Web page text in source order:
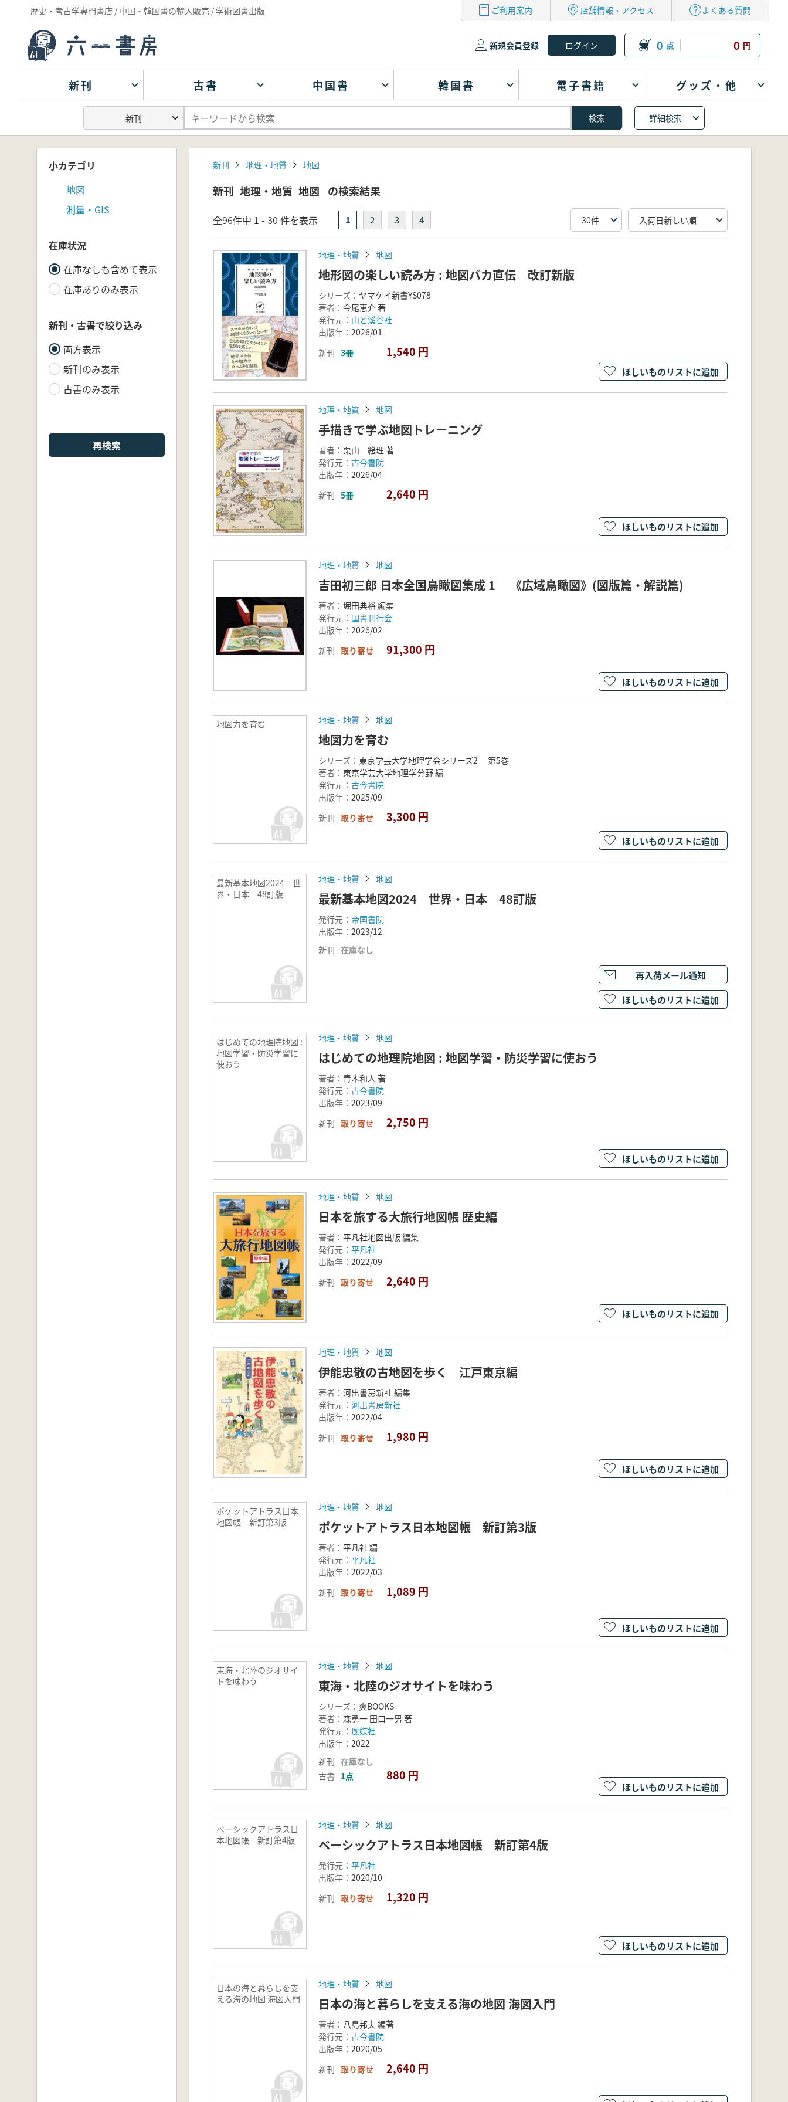
歴史・考古学専門書店 / 中国・韓国書の輸入販売 / 学術図書出版 ご利用案内 店舗情報・アクセス よくある質問
新規会員登録 0 点 0 円
新刊 古書 中国書 韓国書 電子書籍 グッズ・他
詳細検索
小カテゴリ
地図
測量・GIS
在庫状況
在庫なしも含めて表示
在庫ありのみ表示
新刊・古書で絞り込み
両方表示
新刊のみ表示
古書のみ表示
再検索
新刊 地理・地質 地図
新刊 地理・地質 地図 の検索結果
全96件中 1 - 30 件を表示 1 2 3 4
地理・地質 地図
地形図の楽しい読み方 : 地図バカ直伝 改訂新版
シリーズ： ヤマケイ新書YS078
著者： 今尾恵介 著
発行元： 山と溪谷社
出版年： 2026/01
新刊 3冊 1,540 円
ほしいものリストに追加
地理・地質 地図
手描きで学ぶ地図トレーニング
著者： 栗山 絵理 著
発行元： 古今書院
出版年： 2026/04
新刊 5冊 2,640 円
ほしいものリストに追加
地理・地質 地図
吉田初三郎 日本全国鳥瞰図集成 1 《広域鳥瞰図》(図版篇・解説篇)
著者： 堀田典裕 編集
発行元： 国書刊行会
出版年： 2026/02
新刊 取り寄せ 91,300 円
ほしいものリストに追加
地図力を育む 地理・地質 地図
地図力を育む
シリーズ： 東京学芸大学地理学会シリーズ2 第5巻
著者： 東京学芸大学地理学分野 編
発行元： 古今書院
出版年： 2025/09
新刊 取り寄せ 3,300 円
ほしいものリストに追加
最新基本地図2024 世
界・日本 48訂版
地理・地質 地図
最新基本地図2024 世界・日本 48訂版
発行元： 帝国書院
出版年： 2023/12
新刊 在庫なし
再入荷メール通知
ほしいものリストに追加
はじめての地理院地図 :
地図学習・防災学習に
使おう
地理・地質 地図
はじめての地理院地図 : 地図学習・防災学習に使おう
著者： 青木和人 著
発行元： 古今書院
出版年： 2023/09
新刊 取り寄せ 2,750 円
ほしいものリストに追加
地理・地質 地図
日本を旅する大旅行地図帳 歴史編
著者： 平凡社地図出版 編集
発行元： 平凡社
出版年： 2022/09
新刊 取り寄せ 2,640 円
ほしいものリストに追加
地理・地質 地図
伊能忠敬の古地図を歩く 江戸東京編
著者： 河出書房新社 編集
発行元： 河出書房新社
出版年： 2022/04
新刊 取り寄せ 1,980 円
ほしいものリストに追加
ポケットアトラス日本
地図帳 新訂第3版
地理・地質 地図
ポケットアトラス日本地図帳 新訂第3版
著者： 平凡社 編
発行元： 平凡社
出版年： 2022/03
新刊 取り寄せ 1,089 円
ほしいものリストに追加
東海・北陸のジオサイ
トを味わう
地理・地質 地図
東海・北陸のジオサイトを味わう
シリーズ： 爽BOOKS
著者： 森勇一 田口一男 著
発行元： 風媒社
出版年： 2022
新刊 在庫なし
古書 1点 880 円
ほしいものリストに追加
ベーシックアトラス日
本地図帳 新訂第4版
地理・地質 地図
ベーシックアトラス日本地図帳 新訂第4版
発行元： 平凡社
出版年： 2020/10
新刊 取り寄せ 1,320 円
ほしいものリストに追加
日本の海と暮らしを支
える海の地図 海図入門
地理・地質 地図
日本の海と暮らしを支える海の地図 海図入門
著者： 八島邦夫 編著
発行元： 古今書院
出版年： 2020/05
新刊 取り寄せ 2,640 円